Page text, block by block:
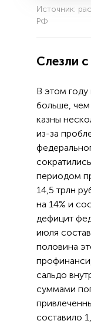
Источник:
РФ
Слезли
В этом году
больше,
казны
из-за
периодом
14,5 трлн
на 14% и
дефицит
июля
половина
сальдо
суммами
составило